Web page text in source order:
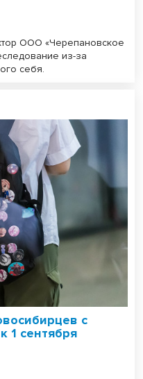
ООО «Черепановское
из-за
себя.
с
1 сентября